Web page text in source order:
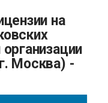
Москва) -